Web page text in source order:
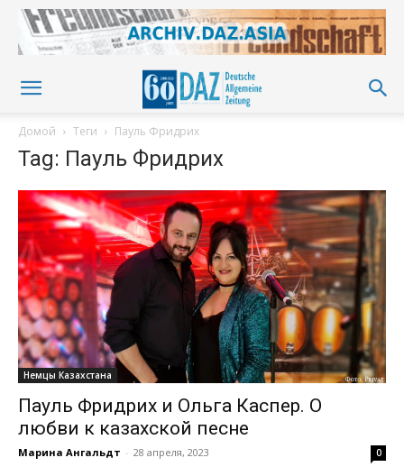
Домой Теги Пауль Фридрих
Tag: Пауль Фридрих
Немцы Казахстана
Пауль Фридрих и Ольга Каспер. О
любви к казахской песне
Марина Ангальдт - 28 апреля, 2023 0